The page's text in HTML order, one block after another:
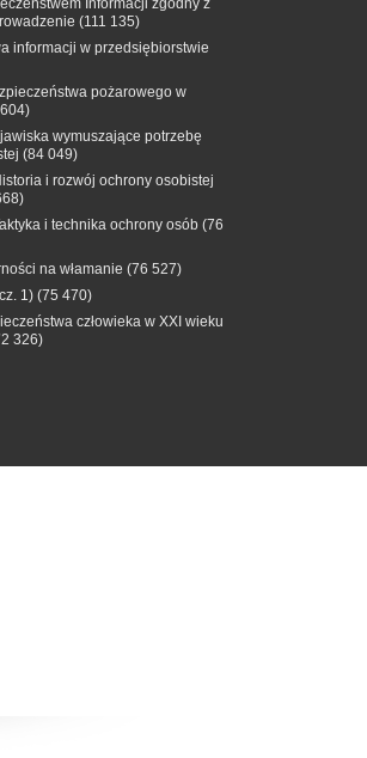
(111 135)
informacji w przedsiębiorstwie
pożarowego w
wymuszające potrzebę
(84 049)
i rozwój ochrony osobistej
i technika ochrony osób (76
na włamanie (76 527)
1) (75 470)
człowieka w XXI wieku
326)